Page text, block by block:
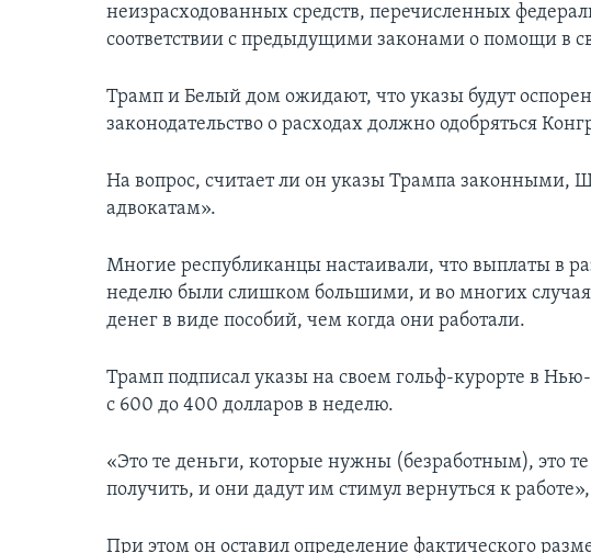
неизрасходованных средств, перечисленных
соответствии с предыдущими законами о помощи в
Трамп и Белый дом ожидают, что указы будут
законодательство о расходах должно одобряться
На вопрос, считает ли он указы Трампа законными,
адвокатам».
Многие республиканцы настаивали, что выплаты в
неделю были слишком большими, и во многих
денег в виде пособий, чем когда они работали.
Трамп подписал указы на своем гольф-курорте в
с 600 до 400 долларов в неделю.
«Это те деньги, которые нужны (безработным), это
получить, и они дадут им стимул вернуться к
При этом он оставил определение фактического